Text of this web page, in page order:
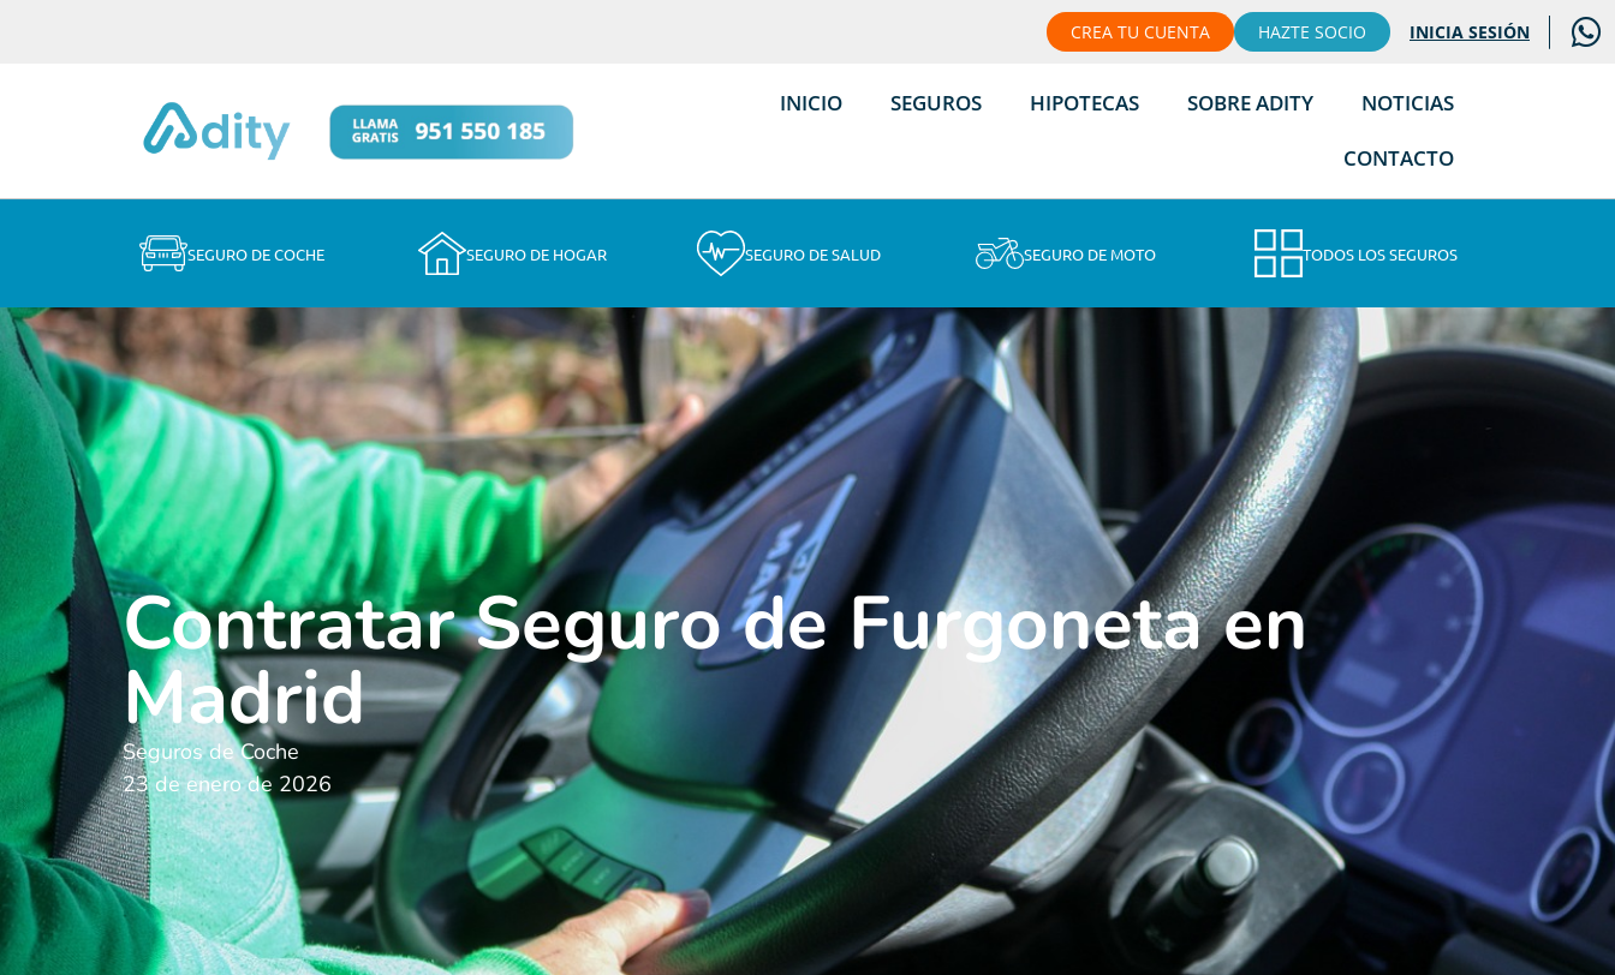
CREA TU CUENTA HAZTE SOCIO INICIA SESIÓN
INICIO SEGUROS HIPOTECAS SOBRE ADITY
NOTICIAS
CONTACTO
SEGURO DE COCHE SEGURO DE HOGAR SEGURO DE SALUD SEGURO DE MOTO TODOS LOS SEGUROS
Contratar Seguro de Furgoneta en
Madrid
Seguros de Coche
23 de enero de 2026